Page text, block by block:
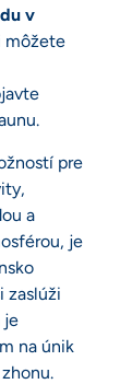
v
môžete
pre
a
je
zaslúži
je
na únik